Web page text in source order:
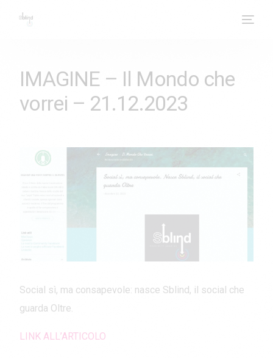
IMAGINE – Il Mondo che
vorrei – 21.12.2023
Social sì, ma consapevole: nasce Sblind, il social che
guarda Oltre.
LINK ALL’ARTICOLO